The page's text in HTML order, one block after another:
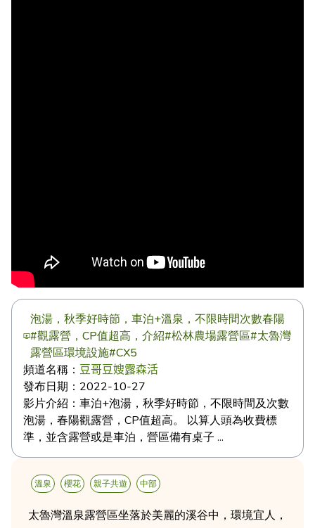
泡湯，秋季好時節，車泊+溫泉，不限時間次數春陽
#觀露營，CP值超高，介紹#松林農場露營區#太魯灣
露營區環境設施#CX5
頻道名稱： 豆哥豆嫂露森活
發布日期： 2022-10-27
影片介紹： 車泊+泡湯，秋季好時節，不限時間及次數
泡湯，春陽觀露營，CP值超高。 以算人頭為收費標
準，並含露營或是車泊，營區備有桌子 ...
溫泉 櫻花 親子共遊 中部
太魯灣溫泉露營區坐落於美麗的溪谷中，環境宜人，